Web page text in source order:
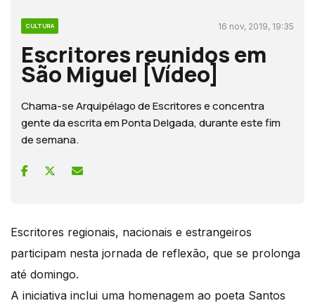
CULTURA 16 nov, 2019, 19:35
Escritores reunidos em
São Miguel [Vídeo]
Chama-se Arquipélago de Escritores e concentra
gente da escrita em Ponta Delgada, durante este fim
de semana.
Escritores regionais, nacionais e estrangeiros
participam nesta jornada de reflexão, que se prolonga
até domingo.
A iniciativa inclui uma homenagem ao poeta Santos